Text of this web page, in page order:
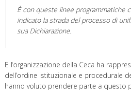
È con queste linee programmatiche
indicato la strada del processo di
sua Dichiarazione.
E l’organizzazione della Ceca ha
dell’ordine istituzionale e procedurale
hanno voluto prendere parte a questo